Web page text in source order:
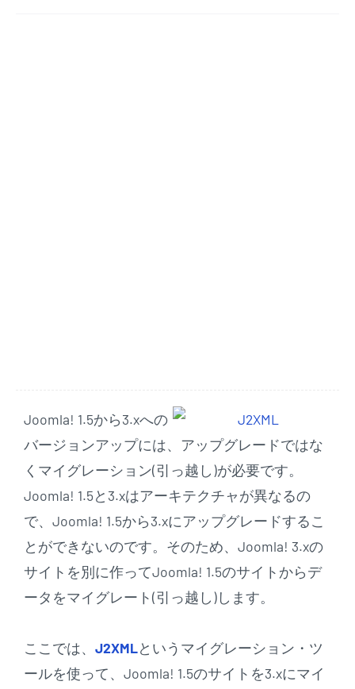
Joomla! 1.5から3.xへの
バージョンアップには、アップグレードではな
くマイグレーション(引っ越し)が必要です。
Joomla! 1.5と3.xはアーキテクチャが異なるの
で、Joomla! 1.5から3.xにアップグレードするこ
とができないのです。そのため、Joomla! 3.xの
サイトを別に作ってJoomla! 1.5のサイトからデ
ータをマイグレート(引っ越し)します。
ここでは、 J2XMLというマイグレーション・ツ
ールを使って、Joomla! 1.5のサイトを3.xにマイ